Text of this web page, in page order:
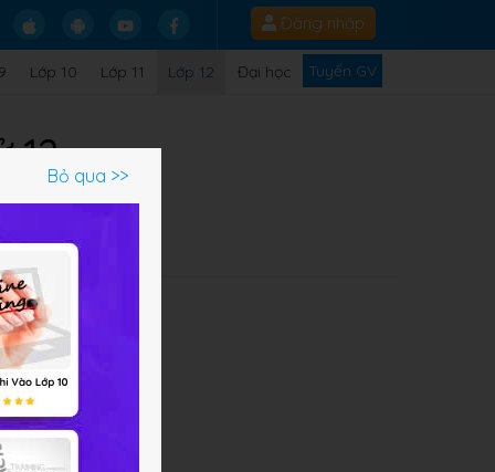
Đăng nhập
Lớp 10 Lớp 11 Lớp 12 Đại học Tuyển GV
12Bỏ qua >>